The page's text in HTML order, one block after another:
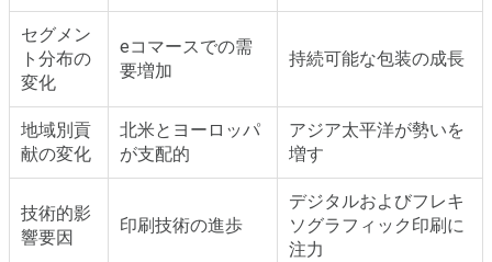
セグメン
ト分布の
変化
eコマースでの需
要増加
持続可能な包装の成長
地域別貢
献の変化
北米とヨーロッパ
が支配的
アジア太平洋が勢いを
増す
技術的影
響要因
印刷技術の進歩
デジタルおよびフレキ
ソグラフィック印刷に
注力